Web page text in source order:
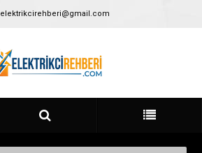
elektrikcirehberi@gmail.com